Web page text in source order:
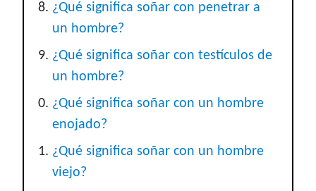
¿Qué significa soñar con penetrar a
un hombre?
¿Qué significa soñar con testículos de
un hombre?
¿Qué significa soñar con un hombre
enojado?
¿Qué significa soñar con un hombre
viejo?